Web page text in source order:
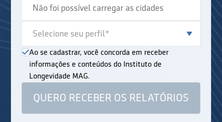
Ao se cadastrar, você concorda em receber
informações e conteúdos do Instituto de
Longevidade MAG.